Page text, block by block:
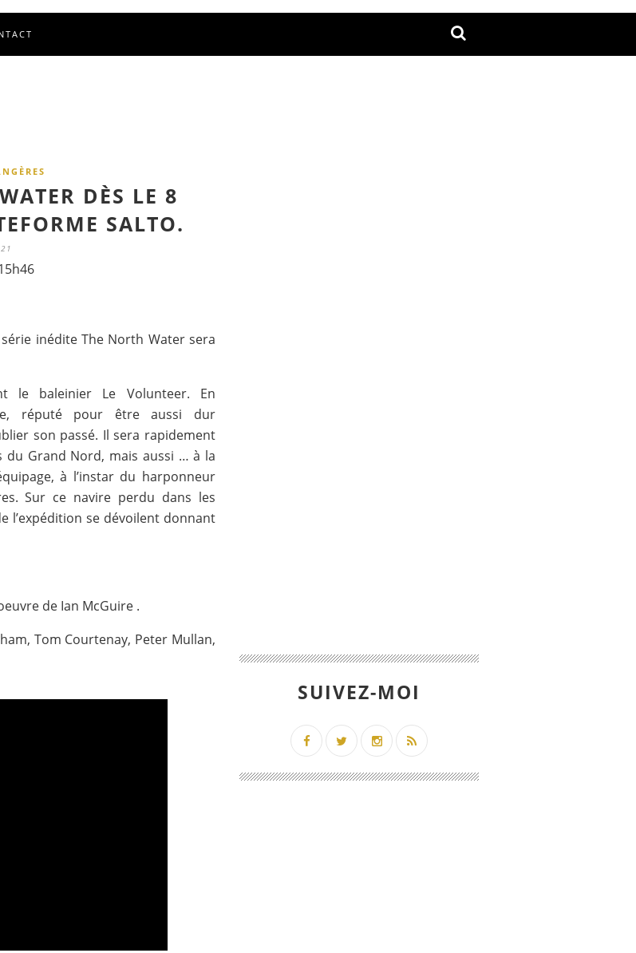
DÈS LE 8
SALTO.
inédite The North Water sera
le baleinier Le Volunteer. En
réputé pour être aussi dur
son passé. Il sera rapidement
du Grand Nord, mais aussi … à la
à l’instar du harponneur
Sur ce navire perdu dans les
l’expédition se dévoilent donnant
de Ian McGuire .
Tom Courtenay, Peter Mullan,
SUIVEZ-MOI